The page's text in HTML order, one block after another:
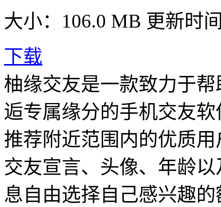
大小：106.0 MB 更新时
下载
柚缘交友是一款致力于
逅专属缘分的手机交友
推荐附近范围内的优质
交友宣言、头像、年龄
息自由选择自己感兴趣